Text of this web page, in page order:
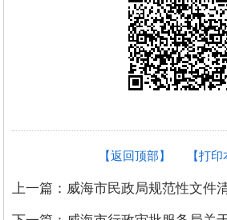
【打印
【返回顶部】
上一篇：威海市民政局规范性文件